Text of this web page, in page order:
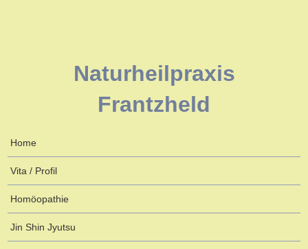
Naturheilpraxis
Frantzheld
Home
Vita / Profil
Homöopathie
Jin Shin Jyutsu